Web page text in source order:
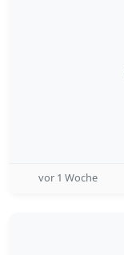
vor 1 Woche